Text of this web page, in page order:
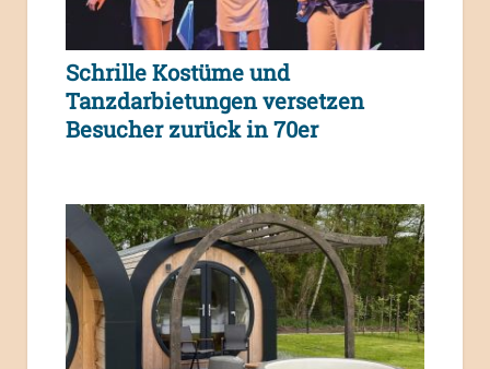
Schrille Kostüme und
Tanzdarbietungen versetzen
Besucher zurück in 70er